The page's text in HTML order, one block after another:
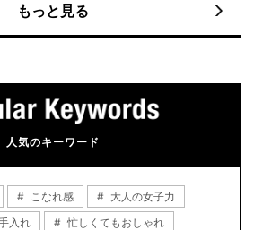
もっと見る
人気のキーワード
こなれ感
大人の女子力
入れ
忙しくてもおしゃれ